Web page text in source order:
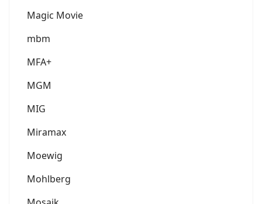
Magic Movie
mbm
MFA+
MGM
MIG
Miramax
Moewig
Mohlberg